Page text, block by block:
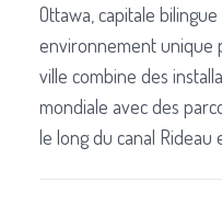
Ottawa, capitale
environnement unique
ville combine des
mondiale avec des
le long du canal Rideau